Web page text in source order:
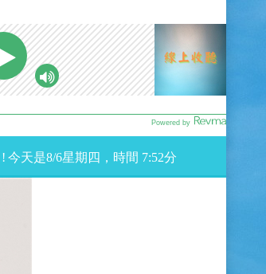
! 今天是8/6星期 四，時間 7:52分